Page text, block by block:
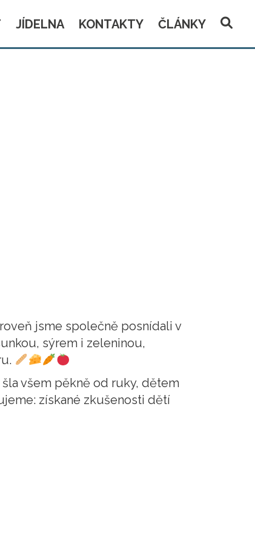
JÍDELNA KONTAKTY ČLÁNKY
jsme společně posnídali v
sýrem i zeleninou,
všem pěkně od ruky, dětem
získané zkušenosti dětí